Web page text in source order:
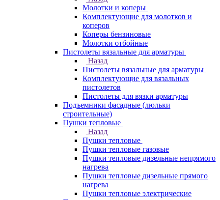
Молотки и коперы
Комплектующие для молотков и
коперов
Коперы бензиновые
Молотки отбойные
Пистолеты вязальные для арматуры
Назад
Пистолеты вязальные для арматуры
Комплектующие для вязальных
пистолетов
Пистолеты для вязки арматуры
Подъемники фасадные (люльки
строительные)
Пушки тепловые
Назад
Пушки тепловые
Пушки тепловые газовые
Пушки тепловые дизельные непрямого
нагрева
Пушки тепловые дизельные прямого
нагрева
Пушки тепловые электрические